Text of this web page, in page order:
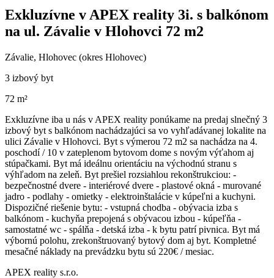
Exkluzívne v APEX reality 3i. s balkónom
na ul. Závalie v Hlohovci 72 m2
Závalie, Hlohovec (okres Hlohovec)
3 izbový byt
72 m²
Exkluzívne iba u nás v APEX reality ponúkame na predaj slnečný 3
izbový byt s balkónom nachádzajúci sa vo vyhľadávanej lokalite na
ulici Závalie v Hlohovci. Byt s výmerou 72 m2 sa nachádza na 4.
poschodí / 10 v zateplenom bytovom dome s novým výťahom aj
stúpačkami. Byt má ideálnu orientáciu na východnú stranu s
výhľadom na zeleň. Byt prešiel rozsiahlou rekonštrukciou: -
bezpečnostné dvere - interiérové dvere - plastové okná - murované
jadro - podlahy - omietky - elektroinštalácie v kúpeľni a kuchyni.
Dispozičné riešenie bytu: - vstupná chodba - obývacia izba s
balkónom - kuchyňa prepojená s obývacou izbou - kúpeľňa -
samostatné wc - spálňa - detská izba - k bytu patrí pivnica. Byt má
výbornú polohu, zrekonštruovaný bytový dom aj byt. Kompletné
mesačné náklady na prevádzku bytu sú 220€ / mesiac.
APEX reality s.r.o.